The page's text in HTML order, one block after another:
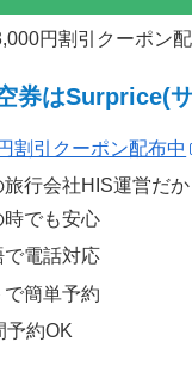
円割引クーポン配
券はSurprice(
割引クーポン配布中
旅行会社HIS運営だ
時でも安心
で電話対応
で簡単予約
予約OK